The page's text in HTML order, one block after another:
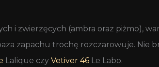
i zwierzęcych (ambra oraz piżmo),
zapachu trochę rozczarowuje. Nie
Lalique czy Vetiver 46 Le Labo.